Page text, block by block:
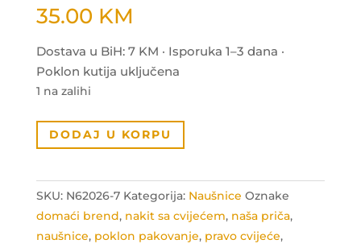
35.00 KM
Dostava u BiH: 7 KM · Isporuka 1–3 dana ·
Poklon kutija uključena
1 na zalihi
Jedne
naušnice
tri
stila
količina
DODAJ U KORPU
SKU: N62026-7 Kategorija: Naušnice Oznake
domaći brend, nakit sa cvijećem, naša priča,
naušnice, poklon pakovanje, pravo cvijeće,